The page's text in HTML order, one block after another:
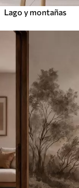
Lago y montañas